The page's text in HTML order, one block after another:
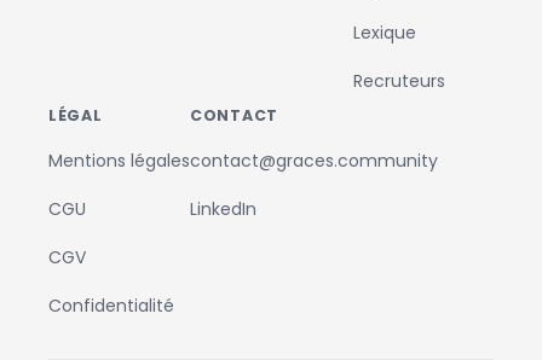
Lexique
Recruteurs
LÉGAL
Mentions légales
CGU
CGV
Confidentialité
CONTACT
contact@graces.community
LinkedIn